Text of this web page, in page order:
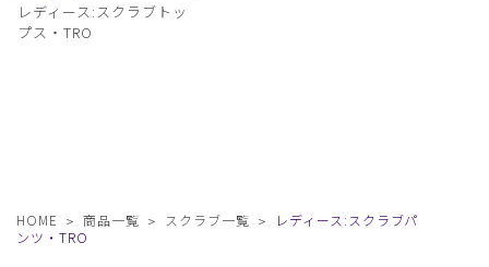
レディース:スクラブトッ
プス・TRO
HOME 商品一覧 スクラブ一覧
レディース:スクラブパ
ンツ・TRO